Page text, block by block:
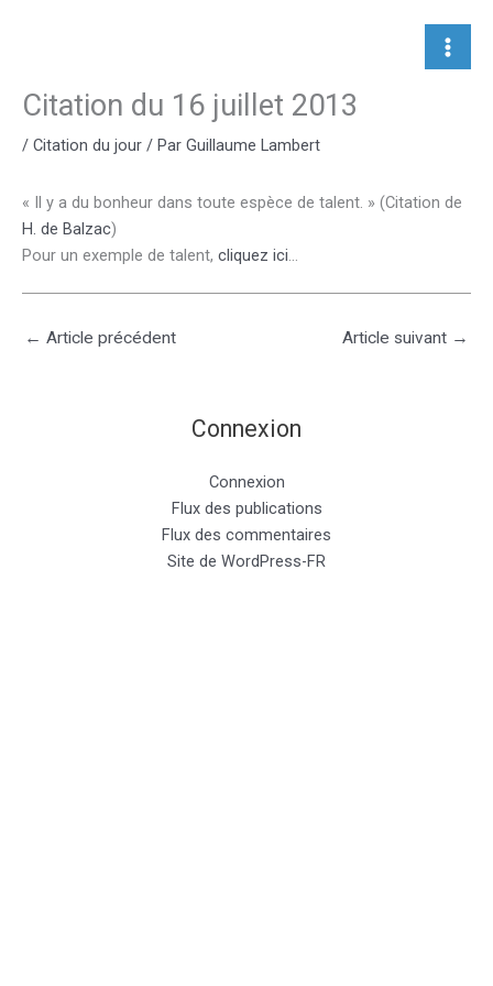
Citation du 16 juillet 2013
/ Citation du jour / Par Guillaume Lambert
« Il y a du bonheur dans toute espèce de talent. » (Citation de
H. de Balzac)
Pour un exemple de talent, cliquez ici…
← Article précédent Article suivant →
Connexion
Connexion
Flux des publications
Flux des commentaires
Site de WordPress-FR